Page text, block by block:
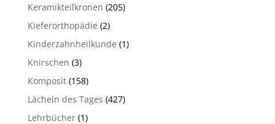
Keramikteilkronen (205)
Kieferorthopädie (2)
Kinderzahnheilkunde (1)
Knirschen (3)
Komposit(158)
Lächeln des Tages (427)
Lehrbücher(1)